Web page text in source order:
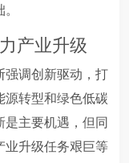
产业升级
强调创新驱动，打
源转型和绿色低碳
主要机遇，但同
业升级任务艰巨等